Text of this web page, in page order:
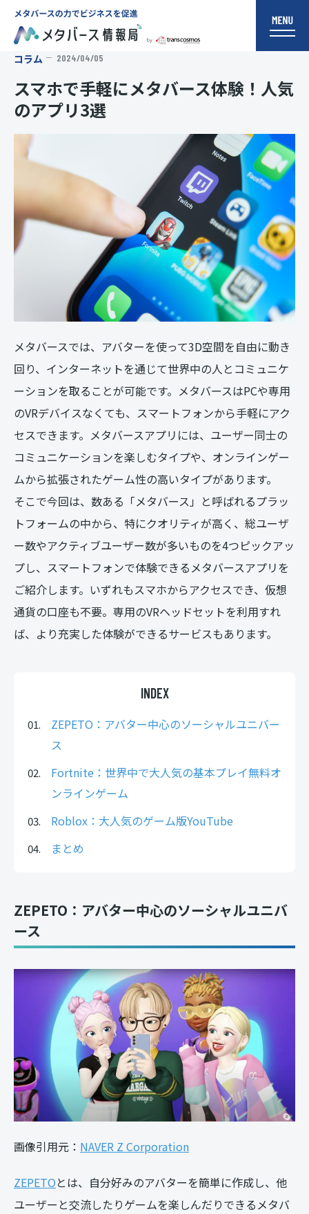
コラム 2024/04/05
スマホで手軽にメタバース体験！人気
のアプリ3選
メタバースでは、アバターを使って3D空間を自由に動き
回り、インターネットを通じて世界中の人とコミュニケ
ーションを取ることが可能です。メタバースはPCや専用
のVRデバイスなくても、スマートフォンから手軽にアク
セスできます。メタバースアプリには、ユーザー同士の
コミュニケーションを楽しむタイプや、オンラインゲー
ムから拡張されたゲーム性の高いタイプがあります。
そこで今回は、数ある「メタバース」と呼ばれるプラッ
トフォームの中から、特にクオリティが高く、総ユーザ
ー数やアクティブユーザー数が多いものを4つピックアッ
プし、スマートフォンで体験できるメタバースアプリを
ご紹介します。いずれもスマホからアクセスでき、仮想
通貨の口座も不要。専用のVRヘッドセットを利用すれ
ば、より充実した体験ができるサービスもあります。
INDEX
ZEPETO：アバター中心のソーシャルユニバー
ス
Fortnite：世界中で大人気の基本プレイ無料オ
ンラインゲーム
Roblox：大人気のゲーム版YouTube
まとめ
ZEPETO：アバター中心のソーシャルユニバ
ース
画像引用元： NAVER Z Corporation
ZEPETOとは、自分好みのアバターを簡単に作成し、他
ユーザーと交流したりゲームを楽しんだりできるメタバ